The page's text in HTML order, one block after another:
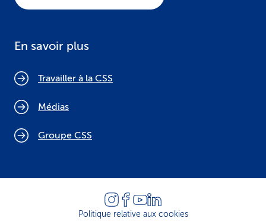
En savoir plus
Travailler à la CSS
Médias
Groupe CSS
Politique relative aux cookies